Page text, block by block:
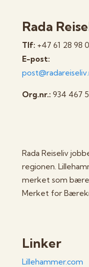
Rada
Tlf:+47 61 28 98
E-post:
Org.nr.:934 467
Rada Reiseliv
regionen.
merket som
Merket for
Linker
Lillehammer.com